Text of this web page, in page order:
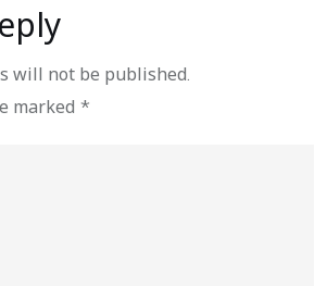
will not be published.
marked *